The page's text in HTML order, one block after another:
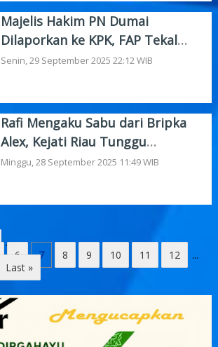
Majelis Hakim PN Dumai
Dilaporkan ke KPK, FAP Tekal
Gelar Aksi Demo Besok Pagi
Senin, 29 September 2025 22:12 WIB
Rafi Mengaku Sabu dari Bripka
Alex, Kejati Riau Tunggu
Pelimpahan Berkas Perkara
Minggu, 28 September 2025 11:49 WIB
...
6 7 8 9 10 11 12
...
Last »